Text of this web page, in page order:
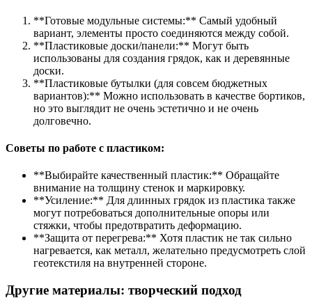
**Готовые модульные системы:** Самый удобный
вариант, элементы просто соединяются между собой.
**Пластиковые доски/панели:** Могут быть
использованы для создания грядок, как и деревянные
доски.
**Пластиковые бутылки (для совсем бюджетных
вариантов):** Можно использовать в качестве бортиков,
но это выглядит не очень эстетично и не очень
долговечно.
Советы по работе с пластиком:
**Выбирайте качественный пластик:** Обращайте
внимание на толщину стенок и маркировку.
**Усиление:** Для длинных грядок из пластика также
могут потребоваться дополнительные опоры или
стяжки, чтобы предотвратить деформацию.
**Защита от перегрева:** Хотя пластик не так сильно
нагревается, как металл, желательно предусмотреть слой
геотекстиля на внутренней стороне.
Другие материалы: творческий подход